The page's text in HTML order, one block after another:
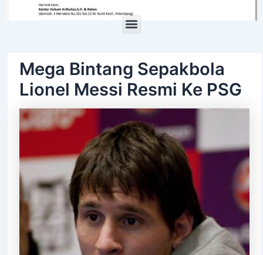
Mega Bintang Sepakbola
Lionel Messi Resmi Ke PSG